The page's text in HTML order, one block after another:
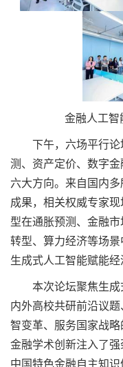
金融人工
下午，六场平行
测、资产定价、数字
六大方向。来自国内
成果，相关权威专家
型在通胀预测、金融
转型、算力经济等场
生成式人工智能赋能
本次论坛聚焦生
内外高校共研前沿议
智变革、服务国家战略
金融学术创新注入了
中国特色金融自主知